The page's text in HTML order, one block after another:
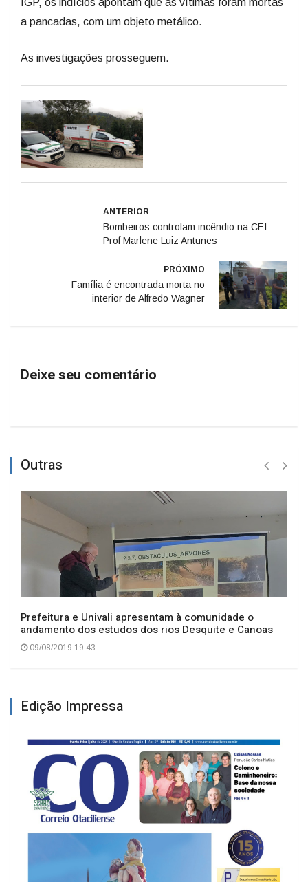
a pancadas, com um objeto metálico.
As investigações prosseguem.
ANTERIOR
Bombeiros controlam incêndio na CEI
Prof Marlene Luiz Antunes
PRÓXIMO
Família é encontrada morta no
interior de Alfredo Wagner
Deixe seu comentário
Outras
Prefeitura e Univali apresentam à comunidade o
andamento dos estudos dos rios Desquite e Canoas
09/08/2019 19:43
Edição Impressa